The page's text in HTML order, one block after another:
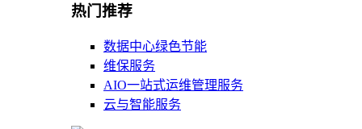
热门推荐
数据中心绿色节能
维保服务
AIO一站式运维管理服务
云与智能服务